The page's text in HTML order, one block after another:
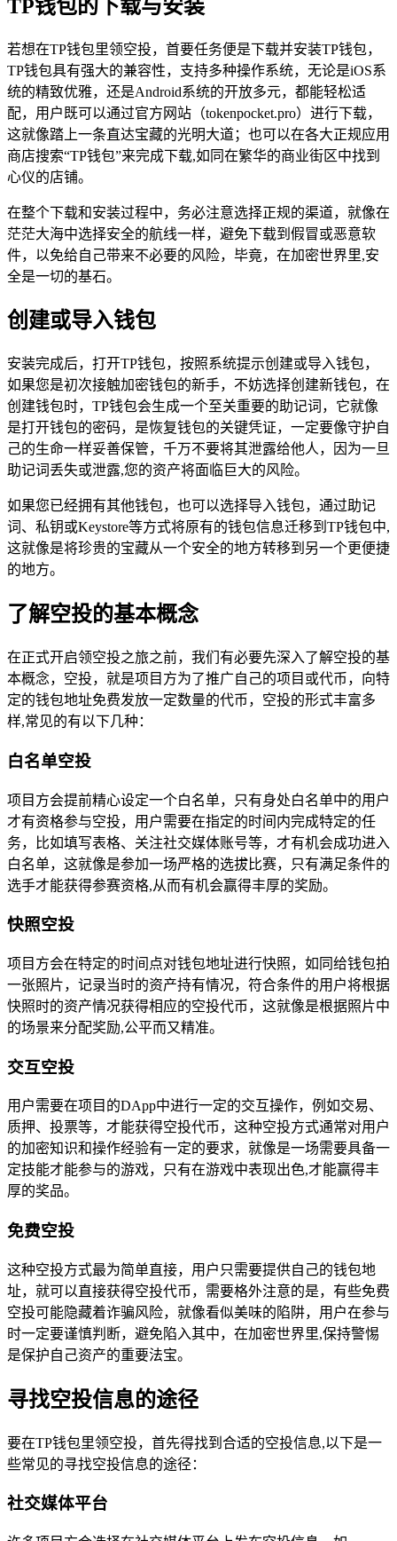
TP钱包的下载与安装
若想在TP钱包里领空投，首要任务便是下载并安装TP钱包，
TP钱包具有强大的兼容性，支持多种操作系统，无论是iOS系
统的精致优雅，还是Android系统的开放多元，都能轻松适
配，用户既可以通过官方网站（tokenpocket.pro）进行下载，
这就像踏上一条直达宝藏的光明大道；也可以在各大正规应用
商店搜索“TP钱包”来完成下载,如同在繁华的商业街区中找到
心仪的店铺。
在整个下载和安装过程中，务必注意选择正规的渠道，就像在
茫茫大海中选择安全的航线一样，避免下载到假冒或恶意软
件，以免给自己带来不必要的风险，毕竟，在加密世界里,安
全是一切的基石。
创建或导入钱包
安装完成后，打开TP钱包，按照系统提示创建或导入钱包，
如果您是初次接触加密钱包的新手，不妨选择创建新钱包，在
创建钱包时，TP钱包会生成一个至关重要的助记词，它就像
是打开钱包的密码，是恢复钱包的关键凭证，一定要像守护自
己的生命一样妥善保管，千万不要将其泄露给他人，因为一旦
助记词丢失或泄露,您的资产将面临巨大的风险。
如果您已经拥有其他钱包，也可以选择导入钱包，通过助记
词、私钥或Keystore等方式将原有的钱包信息迁移到TP钱包中,
这就像是将珍贵的宝藏从一个安全的地方转移到另一个更便捷
的地方。
了解空投的基本概念
在正式开启领空投之旅之前，我们有必要先深入了解空投的基
本概念，空投，就是项目方为了推广自己的项目或代币，向特
定的钱包地址免费发放一定数量的代币，空投的形式丰富多
样,常见的有以下几种：
白名单空投
项目方会提前精心设定一个白名单，只有身处白名单中的用户
才有资格参与空投，用户需要在指定的时间内完成特定的任
务，比如填写表格、关注社交媒体账号等，才有机会成功进入
白名单，这就像是参加一场严格的选拔比赛，只有满足条件的
选手才能获得参赛资格,从而有机会赢得丰厚的奖励。
快照空投
项目方会在特定的时间点对钱包地址进行快照，如同给钱包拍
一张照片，记录当时的资产持有情况，符合条件的用户将根据
快照时的资产情况获得相应的空投代币，这就像是根据照片中
的场景来分配奖励,公平而又精准。
交互空投
用户需要在项目的DApp中进行一定的交互操作，例如交易、
质押、投票等，才能获得空投代币，这种空投方式通常对用户
的加密知识和操作经验有一定的要求，就像是一场需要具备一
定技能才能参与的游戏，只有在游戏中表现出色,才能赢得丰
厚的奖品。
免费空投
这种空投方式最为简单直接，用户只需要提供自己的钱包地
址，就可以直接获得空投代币，需要格外注意的是，有些免费
空投可能隐藏着诈骗风险，就像看似美味的陷阱，用户在参与
时一定要谨慎判断，避免陷入其中，在加密世界里,保持警惕
是保护自己资产的重要法宝。
寻找空投信息的途径
要在TP钱包里领空投，首先得找到合适的空投信息,以下是一
些常见的寻找空投信息的途径：
社交媒体平台